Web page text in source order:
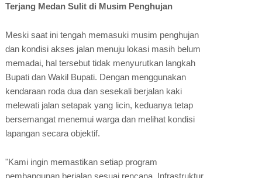
Terjang Medan Sulit di Musim Penghujan
​Meski saat ini tengah memasuki musim penghujan
dan kondisi akses jalan menuju lokasi masih belum
memadai, hal tersebut tidak menyurutkan langkah
Bupati dan Wakil Bupati. Dengan menggunakan
kendaraan roda dua dan sesekali berjalan kaki
melewati jalan setapak yang licin, keduanya tetap
bersemangat menemui warga dan melihat kondisi
lapangan secara objektif.
​"Kami ingin memastikan setiap program
pembangunan berjalan sesuai rencana. Infrastruktur